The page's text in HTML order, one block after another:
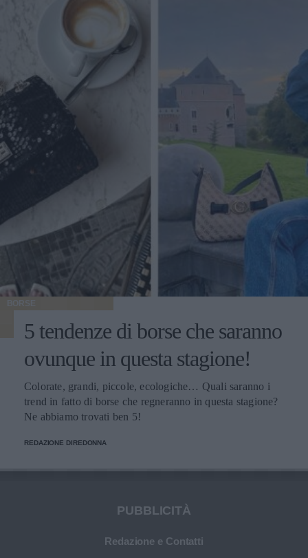
BORSE
5 tendenze di borse che saranno
ovunque in questa stagione!
Colorate, grandi, piccole, ecologiche… Quali saranno i
trend in fatto di borse che regneranno in questa stagione?
Ne abbiamo trovati ben 5!
REDAZIONE DIREDONNA
PUBBLICITÀ
Redazione e Contatti